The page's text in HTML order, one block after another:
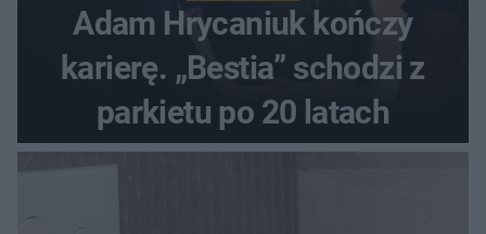
Adam Hrycaniuk kończy
karierę. „Bestia” schodzi z
parkietu po 20 latach